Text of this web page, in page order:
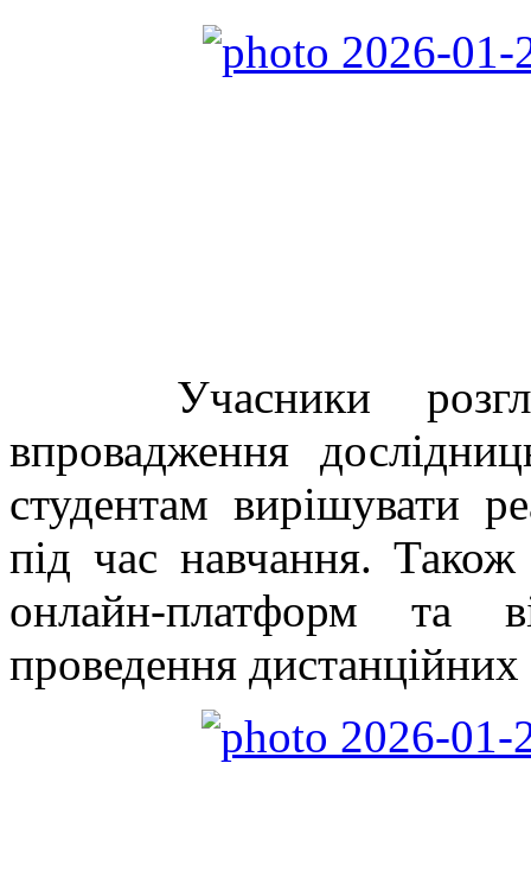
Учасники
впровадження
студентам вирішувати
під час навчання. Також
онлайн-платформ та
проведення